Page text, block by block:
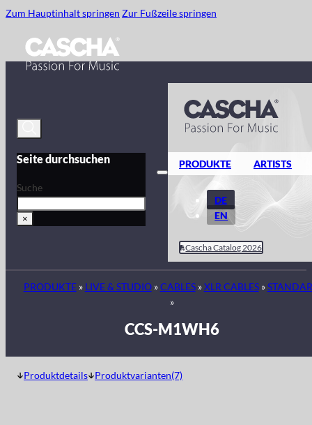
Zum Hauptinhalt springen Zur Fußzeile springen
Seite durchsuchen
Suche
×
PRODUKTE ARTISTS
DE
EN
Cascha Catalog 2026
PRODUKTE» LIVE & STUDIO»CABLES»XLR CABLES»
»
CCS-M1WH6
Produktdetails Produktvarianten(7)